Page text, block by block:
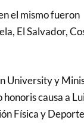
el mismo fueron
El Salvador,
University y
causa a
Física y